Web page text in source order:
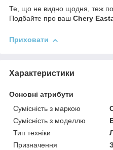
Те, що не видно щодня, теж
Подбайте про ваш Chery
Приховати
Характеристики
Основні атрибути
Сумісність з маркою
Сумісність з моделлю
Тип техніки
Призначення